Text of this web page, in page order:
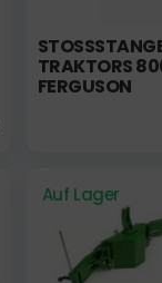
STOSSSTANGE
RAKTORS
ERGUSON
Auf Lager